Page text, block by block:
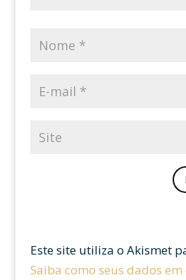
Este site utiliza o Akismet
Saiba como seus dados